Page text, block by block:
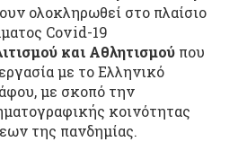
ολοκληρωθεί στο πλαίσιο
Covid-19
και Αθλητισμού που
με το Ελληνικό
με σκοπό την
κοινότητας
της πανδημίας.